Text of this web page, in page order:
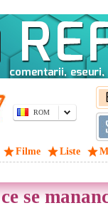
ROM
Filme Liste
se